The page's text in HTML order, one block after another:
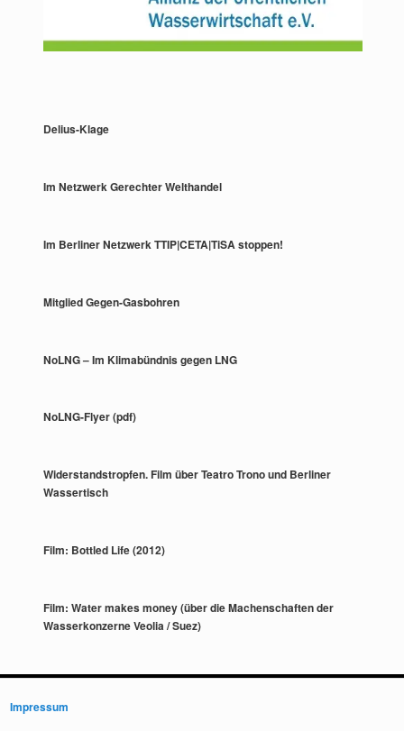
Delius-Klage
Im Netzwerk Gerechter Welthandel
Im Berliner Netzwerk TTIP|CETA|TiSA stoppen!
Mitglied Gegen-Gasbohren
NoLNG – Im Klimabündnis gegen LNG
NoLNG-Flyer (pdf)
Widerstandstropfen. Film über Teatro Trono und Berliner
Wassertisch
Film: Bottled Life (2012)
Film: Water makes money (über die Machenschaften der
Wasserkonzerne Veolia / Suez)
Impressum